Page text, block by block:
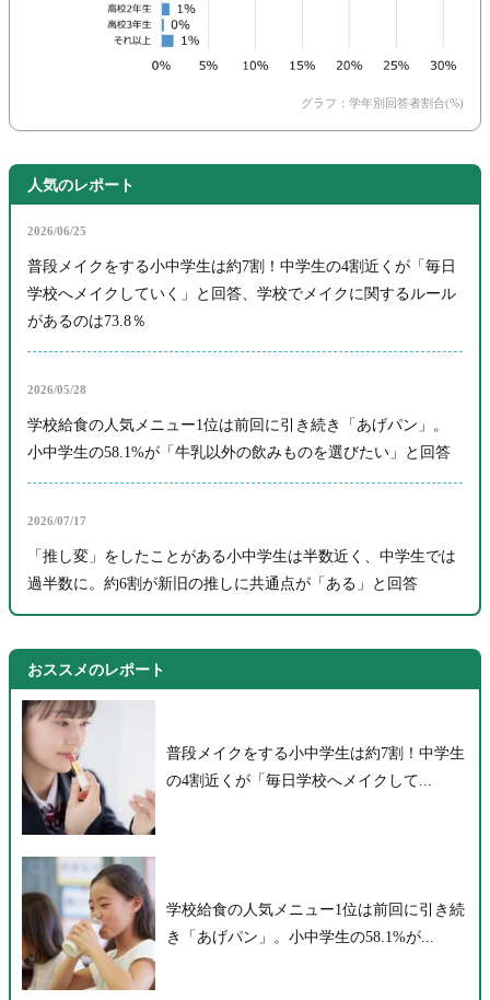
グラフ：学年別回答者割合(%)
人気のレポート
2026/06/25
普段メイクをする小中学生は約7割！中学生の4割近くが「毎日
学校へメイクしていく」と回答、学校でメイクに関するルール
があるのは73.8％
2026/05/28
学校給食の人気メニュー1位は前回に引き続き「あげパン」。
小中学生の58.1%が「牛乳以外の飲みものを選びたい」と回答
2026/07/17
「推し変」をしたことがある小中学生は半数近く、中学生では
過半数に。約6割が新旧の推しに共通点が「ある」と回答
おススメのレポート
普段メイクをする小中学生は約7割！中学生
の4割近くが「毎日学校へメイクして...
学校給食の人気メニュー1位は前回に引き続
き「あげパン」。小中学生の58.1%が...